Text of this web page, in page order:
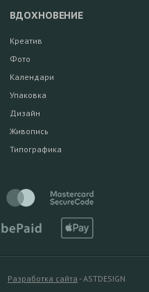
ВДОХНОВЕНИЕ
Креатив
Фото
Календари
Упаковка
Дизайн
Живопись
Типографика
Разработка сайта - ASTDESIGN